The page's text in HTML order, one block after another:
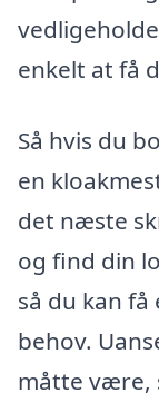
enkelt at få
Så hvis du
en
det næste
og find din
så du kan
behov.
måtte være,